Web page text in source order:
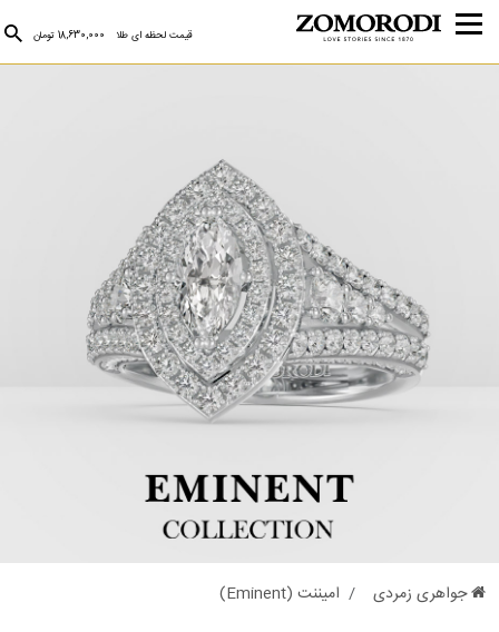
قیمت لحظه ای طلا 18,630,000 تومان
جواهری زمردی امیننت (Eminent)